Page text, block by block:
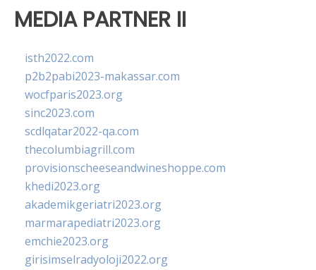
MEDIA PARTNER II
isth2022.com
p2b2pabi2023-makassar.com
wocfparis2023.org
sinc2023.com
scdlqatar2022-qa.com
thecolumbiagrill.com
provisionscheeseandwineshoppe.com
khedi2023.org
akademikgeriatri2023.org
marmarapediatri2023.org
emchie2023.org
girisimselradyoloji2022.org